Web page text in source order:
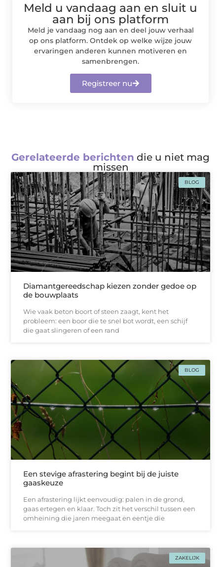
Meld u vandaag aan en sluit u
aan bij ons platform
Meld je vandaag nog aan en deel jouw verhaal
op ons platform. Ontdek op welke wijze jouw
ervaringen anderen kunnen motiveren en
samenbrengen.
Registreer nu
Gerelateerde berichten die u niet mag
missen
BLOG
Diamantgereedschap kiezen zonder gedoe op
de bouwplaats
Wie vaak beton boort of steen zaagt, kent het
probleem: een boor die te snel bot wordt, een schijf
die gaat slingeren of een rand
BLOG
Een stevige afrastering begint bij de juiste
gaaskeuze
Een afrastering lijkt eenvoudig: palen in de grond,
gaas ertegen en klaar. Toch zit het verschil tussen een
omheining die jaren meegaat en eentje die
ZAKELIJK